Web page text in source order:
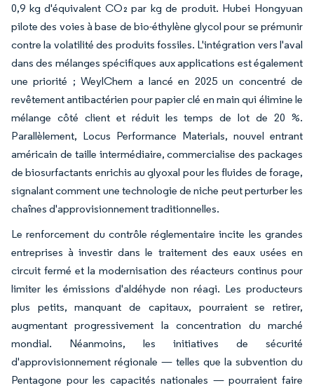
0,9 kg d'équivalent CO₂ par kg de produit. Hubei Hongyuan
pilote des voies à base de bio-éthylène glycol pour se prémunir
contre la volatilité des produits fossiles. L'intégration vers l'aval
dans des mélanges spécifiques aux applications est également
une priorité ; WeylChem a lancé en 2025 un concentré de
revêtement antibactérien pour papier clé en main qui élimine le
mélange côté client et réduit les temps de lot de 20 %.
Parallèlement, Locus Performance Materials, nouvel entrant
américain de taille intermédiaire, commercialise des packages
de biosurfactants enrichis au glyoxal pour les fluides de forage,
signalant comment une technologie de niche peut perturber les
chaînes d'approvisionnement traditionnelles.
Le renforcement du contrôle réglementaire incite les grandes
entreprises à investir dans le traitement des eaux usées en
circuit fermé et la modernisation des réacteurs continus pour
limiter les émissions d'aldéhyde non réagi. Les producteurs
plus petits, manquant de capitaux, pourraient se retirer,
augmentant progressivement la concentration du marché
mondial. Néanmoins, les initiatives de sécurité
d'approvisionnement régionale — telles que la subvention du
Pentagone pour les capacités nationales — pourraient faire